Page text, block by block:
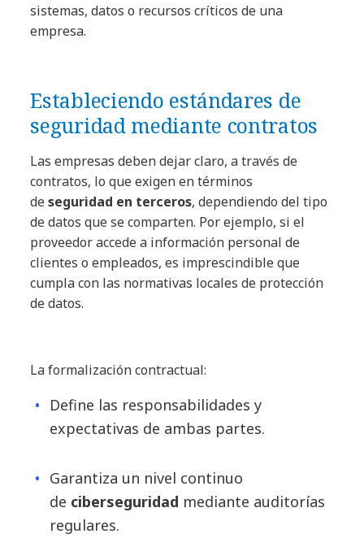
sistemas, datos o recursos críticos de una
empresa.
Estableciendo estándares de
seguridad mediante contratos
Las empresas deben dejar claro, a través de
contratos, lo que exigen en términos
deseguridad en terceros, dependiendo del tipo
de datos que se comparten. Por ejemplo, si el
proveedor accede a información personal de
clientes o empleados, es imprescindible que
cumpla con las normativas locales de protección
de datos.
La formalización contractual:
Define las responsabilidades y
expectativas de ambas partes.
Garantiza un nivel continuo
de ciberseguridad mediante auditorías
regulares.